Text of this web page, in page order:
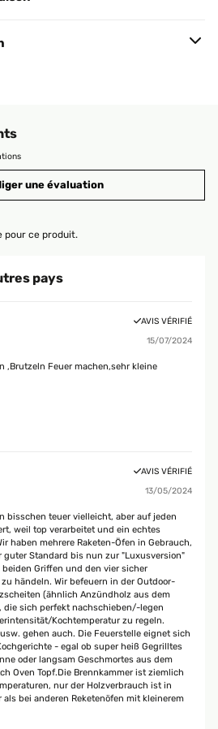
une évaluation
pour ce produit.
pays
AVIS VÉRIFIÉ
15/07/2024
,Brutzeln Feuer machen,sehr kleine
AVIS VÉRIFIÉ
13/05/2024
bisschen teuer vielleicht, aber auf jeden
weil top verarbeitet und ein echtes
haben mehrere Raketen-Öfen in Gebrauch,
guter Standard bis nun zur "Luxusversion"
Griffen und den vier sicher
händeln. Wir befeuern in der Outdoor-
(ähnlich Anzündholz aus dem
die sich perfekt nachschieben/-legen
Kochtemperatur zu regeln.
gehen auch. Die Feuerstelle eignet sich
- egal ob super heiß Gegrilltes
oder langsam Geschmortes aus dem
Oven Topf.Die Brennkammer ist ziemlich
nur der Holzverbrauch ist in
als bei anderen Reketenöfen mit kleinerem